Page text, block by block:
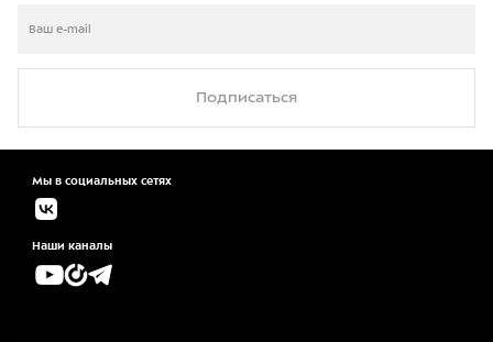
Подписаться
Мы в социальных сетях
Наши каналы